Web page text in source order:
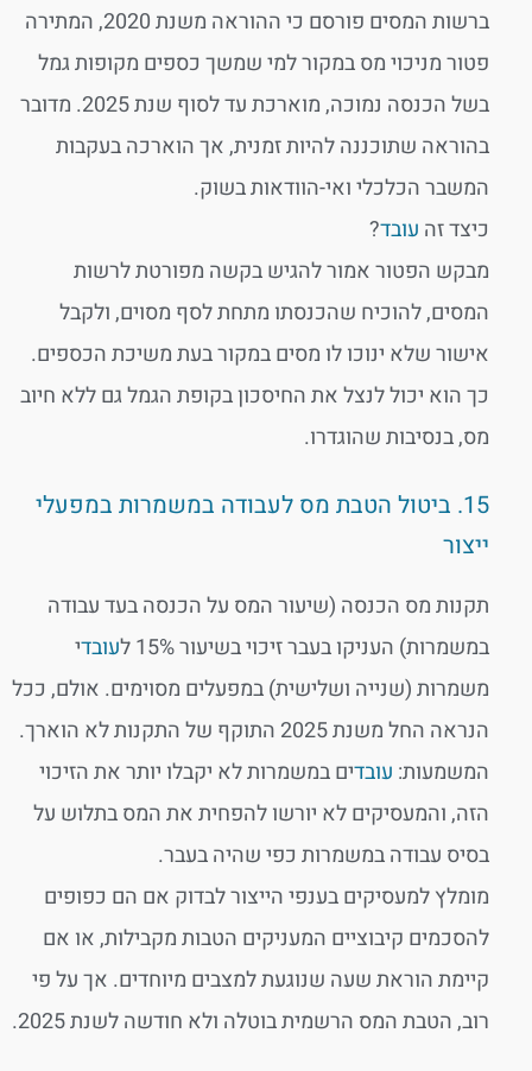
ברשות המסים פורסם כי ההוראה משנת 2020, המתירה
פטור מניכוי מס במקור למי שמשך כספים מקופות גמל
בשל הכנסה נמוכה, מוארכת עד לסוף שנת 2025. מדובר
בהוראה שתוכננה להיות זמנית, אך הוארכה בעקבות
המשבר הכלכלי ואי-הוודאות בשוק.
כיצד זהעובד?
מבקש הפטור אמור להגיש בקשה מפורטת לרשות
המסים, להוכיח שהכנסתו מתחת לסף מסוים, ולקבל
אישור שלא ינוכו לו מסים במקור בעת משיכת הכספים.
כך הוא יכול לנצל את החיסכון בקופת הגמל גם ללא חיוב
מס, בנסיבות שהוגדרו.
15. ביטול הטבת מס לעבודה במשמרות במפעלי
ייצור
תקנות מס הכנסה (שיעור המס על הכנסה בעד עבודה
במשמרות) העניקו בעבר זיכוי בשיעור 15% ל
עובדי
משמרות (שנייה ושלישית) במפעלים מסוימים. אולם, ככל
הנראה החל משנת 2025 התוקף של התקנות לא הוארך.
המשמעות:עובדים במשמרות לא יקבלו יותר את הזיכוי
הזה, והמעסיקים לא יורשו להפחית את המס בתלוש על
בסיס עבודה במשמרות כפי שהיה בעבר.
מומלץ למעסיקים בענפי הייצור לבדוק אם הם כפופים
להסכמים קיבוציים המעניקים הטבות מקבילות, או אם
קיימת הוראת שעה שנוגעת למצבים מיוחדים. אך על פי
רוב, הטבת המס הרשמית בוטלה ולא חודשה לשנת 2025.